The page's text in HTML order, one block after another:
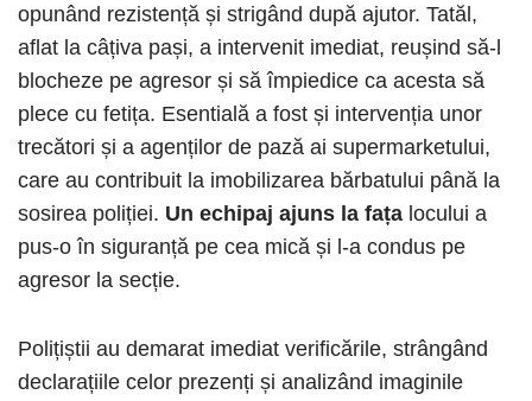
opunând rezistență și strigând după ajutor. Tatăl,
aflat la câțiva pași, a intervenit imediat, reușind să-l
blocheze pe agresor și să împiedice ca acesta să
plece cu fetița. Esentială a fost și intervenția unor
trecători și a agenților de pază ai supermarketului,
care au contribuit la imobilizarea bărbatului până la
sosirea poliției. Un echipaj ajuns la fața locului a
pus-o în siguranță pe cea mică și l-a condus pe
agresor la secție.
Polițiștii au demarat imediat verificările, strângând
declarațiile celor prezenți și analizând imaginile